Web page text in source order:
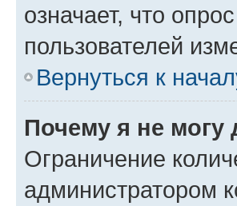
означает, что
пользователей
Вернуться к
Почему я не могу
Ограничение
администратором